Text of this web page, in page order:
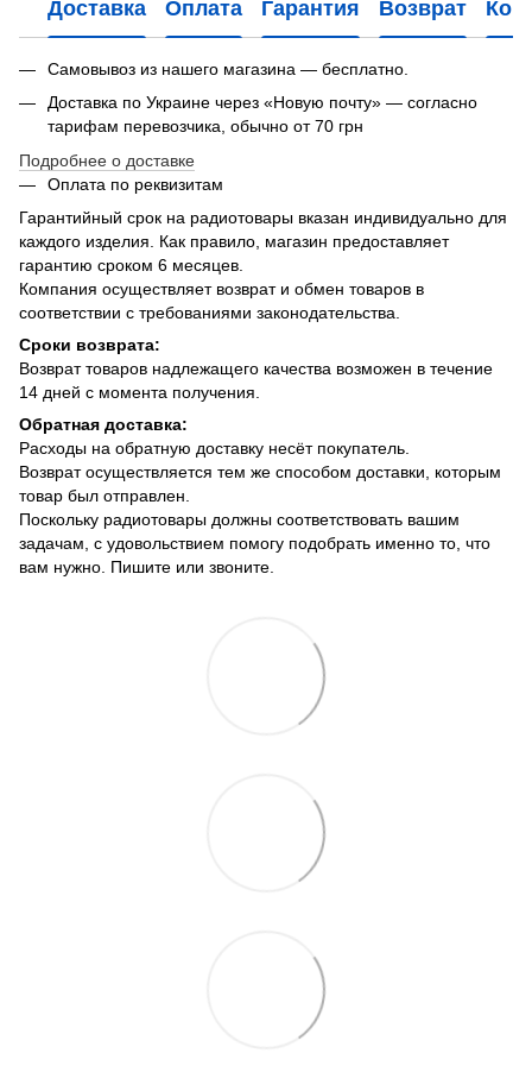
Доставка Оплата Гарантия Возврат
Самовывоз из нашего магазина — бесплатно.
Доставка по Украине через «Новую почту» — согласно
тарифам перевозчика, обычно от 70 грн
Подробнее о доставке
Оплата по реквизитам
Гарантийный срок на радиотовары вказан индивидуально для
каждого изделия. Как правило, магазин предоставляет
гарантию сроком 6 месяцев.
Компания осуществляет возврат и обмен товаров в
соответствии с требованиями законодательства.
Сроки возврата:
Возврат товаров надлежащего качества возможен в течение
14 дней с момента получения.
Обратная доставка:
Расходы на обратную доставку несёт покупатель.
Возврат осуществляется тем же способом доставки, которым
товар был отправлен.
Поскольку радиотовары должны соответствовать вашим
задачам, с удовольствием помогу подобрать именно то, что
вам нужно. Пишите или звоните.